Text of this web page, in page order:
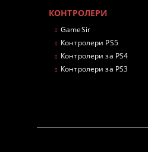
КОНТРОЛЕРИ
GameSir
Контролери PS5
Контролери за PS4
Контролери за PS3